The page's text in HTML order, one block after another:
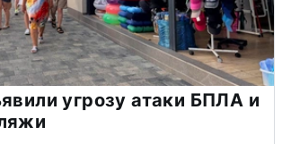
угрозу атаки БПЛА и